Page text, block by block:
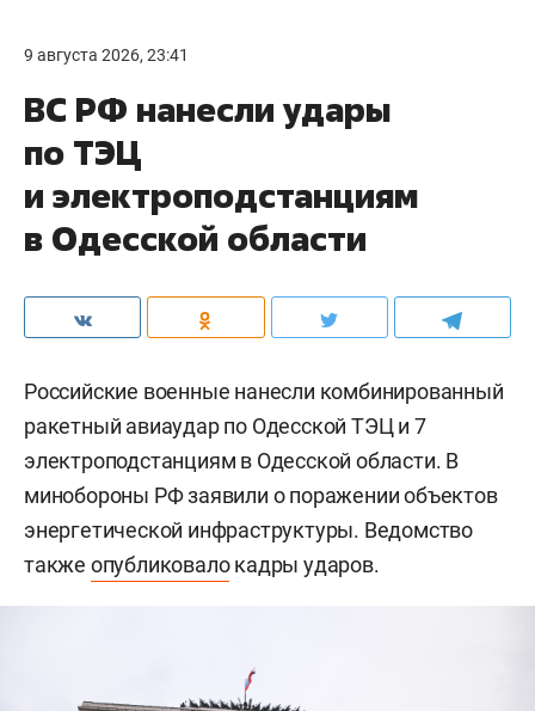
9 августа 2026, 23:41
ВС РФ нанесли удары
по ТЭЦ
и электроподстанциям
в Одесской области
Российские военные нанесли комбинированный
ракетный авиаудар по Одесской ТЭЦ и 7
электроподстанциям в Одесской области. В
минобороны РФ заявили о поражении объектов
энергетической инфраструктуры. Ведомство
также опубликовалокадры ударов.